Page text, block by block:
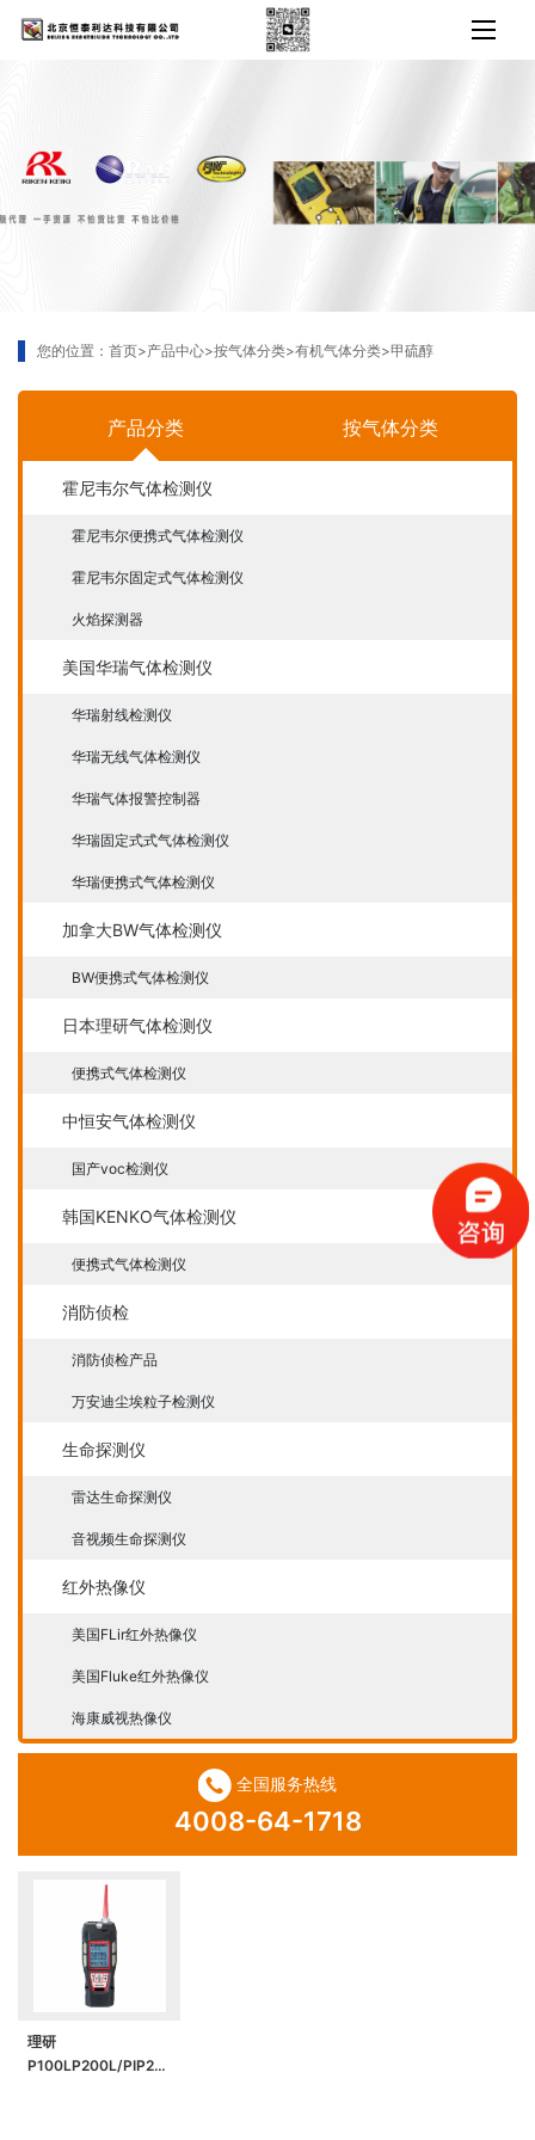
您的位置： 首页>产品中心>按气体分类>有机气体分类>甲硫醇
产品分类 按气体分类
霍尼韦尔气体检测仪
霍尼韦尔便携式气体检测仪
霍尼韦尔固定式气体检测仪
火焰探测器
美国华瑞气体检测仪
华瑞射线检测仪
华瑞无线气体检测仪
华瑞气体报警控制器
华瑞固定式式气体检测仪
华瑞便携式气体检测仪
加拿大BW气体检测仪
BW便携式气体检测仪
日本理研气体检测仪
便携式气体检测仪
中恒安气体检测仪
国产voc检测仪
韩国KENKO气体检测仪
便携式气体检测仪
消防侦检
消防侦检产品
万安迪尘埃粒子检测仪
生命探测仪
雷达生命探测仪
音视频生命探测仪
红外热像仪
美国FLir红外热像仪
美国Fluke红外热像仪
海康威视热像仪
全国服务热线
4008-64-1718
理研
P100LP200L/PIP2L